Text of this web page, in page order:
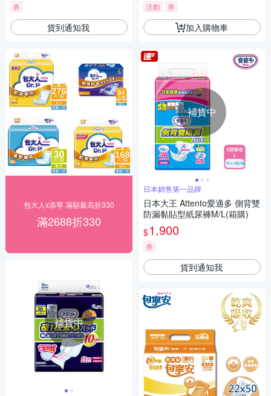
券
貨到通知我
包大人x添寧 滿額最高折330
滿2688折330
補貨中
活動 券
加入購物車
補貨中
日本銷售第一品牌
日本大王 Attento愛適多 側背雙
防漏黏貼型紙尿褲M/L(箱購)
$1,900
券
貨到通知我